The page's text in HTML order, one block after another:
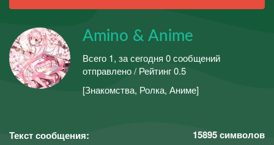
Amino & Anime
Всего 1, за сегодня 0 сообщений
отправлено / Рейтинг 0.5
[Знакомства, Ролка, Аниме]
Текст сообщения: 15895символов